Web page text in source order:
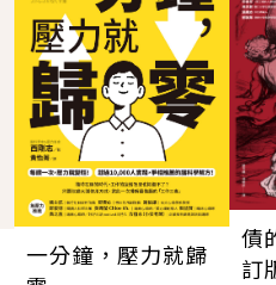
一分鐘，壓力就歸
債
訂